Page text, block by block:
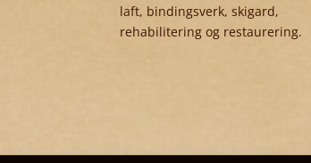
laft, bindingsverk, skigard,
rehabilitering og restaurering.